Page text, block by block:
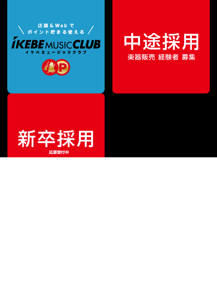
販売価格¥3,300（税込）